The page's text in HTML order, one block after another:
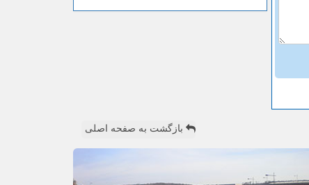
بازگشت به صفحه اصلی